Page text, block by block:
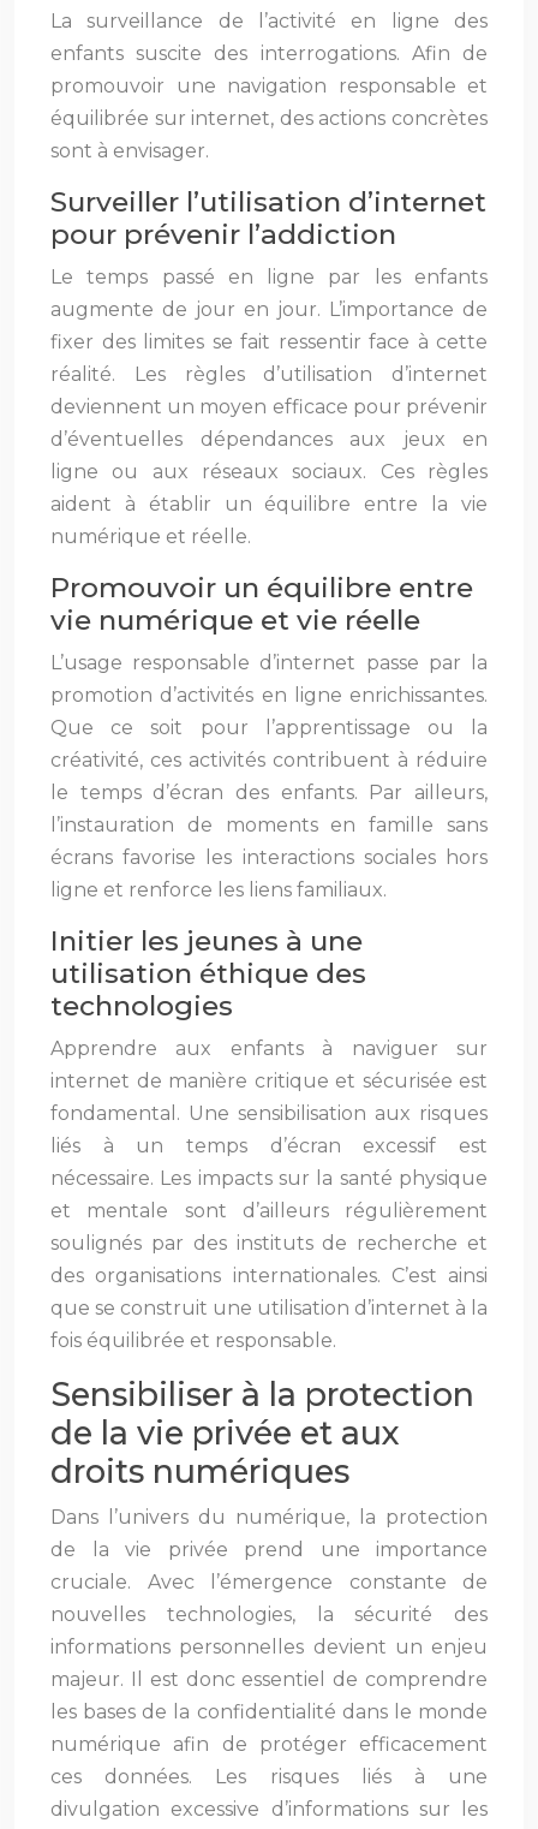
La surveillance de l’activité en ligne des
enfants suscite des interrogations. Afin de
promouvoir une navigation responsable et
équilibrée sur internet, des actions concrètes
sont à envisager.
Surveiller l’utilisation d’internet
pour prévenir l’addiction
Le temps passé en ligne par les enfants
augmente de jour en jour. L’importance de
fixer des limites se fait ressentir face à cette
réalité. Les règles d’utilisation d’internet
deviennent un moyen efficace pour prévenir
d’éventuelles dépendances aux jeux en
ligne ou aux réseaux sociaux. Ces règles
aident à établir un équilibre entre la vie
numérique et réelle.
Promouvoir un équilibre entre
vie numérique et vie réelle
L’usage responsable d’internet passe par la
promotion d’activités en ligne enrichissantes.
Que ce soit pour l’apprentissage ou la
créativité, ces activités contribuent à réduire
le temps d’écran des enfants. Par ailleurs,
l’instauration de moments en famille sans
écrans favorise les interactions sociales hors
ligne et renforce les liens familiaux.
Initier les jeunes à une
utilisation éthique des
technologies
Apprendre aux enfants à naviguer sur
internet de manière critique et sécurisée est
fondamental. Une sensibilisation aux risques
liés à un temps d’écran excessif est
nécessaire. Les impacts sur la santé physique
et mentale sont d’ailleurs régulièrement
soulignés par des instituts de recherche et
des organisations internationales. C’est ainsi
que se construit une utilisation d’internet à la
fois équilibrée et responsable.
Sensibiliser à la protection
de la vie privée et aux
droits numériques
Dans l’univers du numérique, la protection
de la vie privée prend une importance
cruciale. Avec l’émergence constante de
nouvelles technologies, la sécurité des
informations personnelles devient un enjeu
majeur. Il est donc essentiel de comprendre
les bases de la confidentialité dans le monde
numérique afin de protéger efficacement
ces données. Les risques liés à une
divulgation excessive d’informations sur les